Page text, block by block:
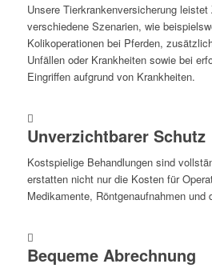
Unsere Tierkrankenversicherung leistet
verschiedene Szenarien, wie
Kolikoperationen bei Pferden,
Unfällen oder Krankheiten sowie bei
Eingriffen aufgrund von Krankheiten.
Unverzichtbarer Schutz
Kostspielige Behandlungen sind
erstatten nicht nur die Kosten für
Medikamente, Röntgenaufnahmen und
Bequeme Abrechnung